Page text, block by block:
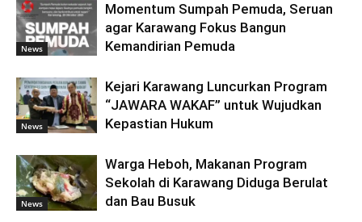
News
Momentum Sumpah Pemuda, Seruan
agar Karawang Fokus Bangun
Kemandirian Pemuda
News
Kejari Karawang Luncurkan Program
“JAWARA WAKAF” untuk Wujudkan
Kepastian Hukum
News
Warga Heboh, Makanan Program
Sekolah di Karawang Diduga Berulat
dan Bau Busuk